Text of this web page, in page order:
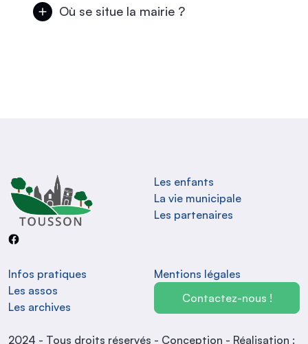
13h30 à 18h30
Où se situe la mairie ?
Les enfants
La vie municipale
Les partenaires
Infos pratiques
Les assos
Les archives
Mentions légales
Contactez-nous !
2024 - Tous droits réservés - Conception - Réalisation :